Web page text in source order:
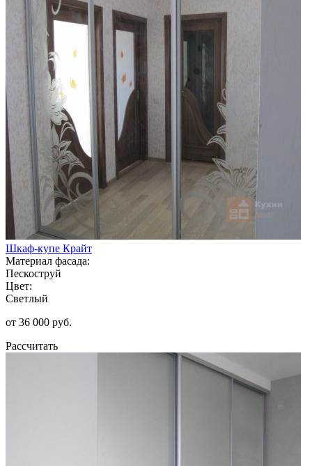
Шкаф-купе Крайт
Материал фасада:
Пескоструй
Цвет:
Светлый
от 36 000 руб.
Рассчитать